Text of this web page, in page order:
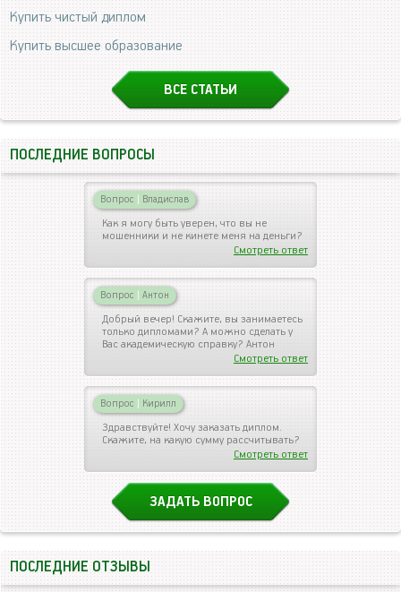
Купить чистый диплом
Купить высшее образование
ВСЕ СТАТЬИ
ПОСЛЕДНИЕ ВОПРОСЫ
Вопрос | Владислав
Как я могу быть уверен, что вы не
мошенники и не кинете меня на деньги?
Смотреть ответ
Вопрос | Антон
Добрый вечер! Скажите, вы занимаетесь
только дипломами? А можно сделать у
Вас академическую справку? Антон
Смотреть ответ
Вопрос | Кирилл
Здравствуйте! Хочу заказать диплом.
Скажите, на какую сумму рассчитывать?
Смотреть ответ
ЗАДАТЬ ВОПРОС
ПОСЛЕДНИЕ ОТЗЫВЫ